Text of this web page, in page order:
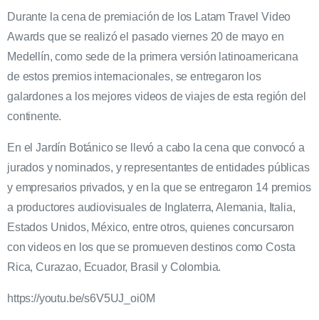
Durante la cena de premiación de los Latam Travel Video
Awards que se realizó el pasado viernes 20 de mayo en
Medellín, como sede de la primera versión latinoamericana
de estos premios internacionales, se entregaron los
galardones a los mejores videos de viajes de esta región del
continente.
En el Jardín Botánico se llevó a cabo la cena que convocó a
jurados y nominados, y representantes de entidades públicas
y empresarios privados, y en la que se entregaron 14 premios
a productores audiovisuales de Inglaterra, Alemania, Italia,
Estados Unidos, México, entre otros, quienes concursaron
con videos en los que se promueven destinos como Costa
Rica, Curazao, Ecuador, Brasil y Colombia.
https://youtu.be/s6V5UJ_oi0M